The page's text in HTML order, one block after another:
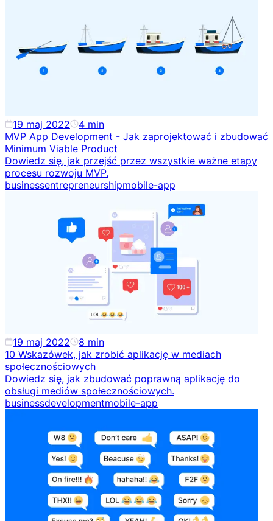
19 maj 2022 4 min
MVP App Development - Jak zaprojektować i zbudować
Minimum Viable Product
Dowiedz się, jak przejść przez wszystkie ważne etapy
procesu rozwoju MVP.
businessentrepreneurshipmobile-app
19 maj 2022 8 min
10 Wskazówek, jak zrobić aplikację w mediach
społecznościowych
Dowiedz się, jak zbudować poprawną aplikację do
obsługi mediów społecznościowych.
businessdevelopmentmobile-app